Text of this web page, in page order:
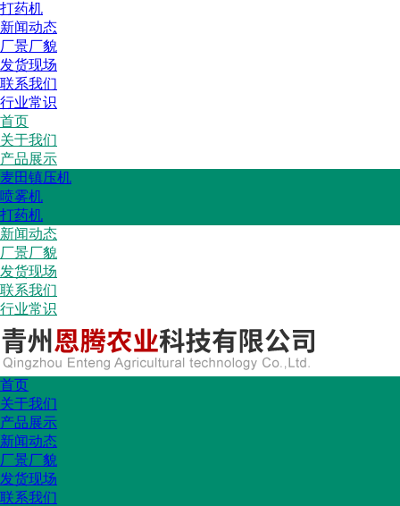
打药机
新闻动态
厂景厂貌
发货现场
联系我们
行业常识
首页
关于我们
产品展示
麦田镇压机
喷雾机
打药机
新闻动态
厂景厂貌
发货现场
联系我们
行业常识
首页
关于我们
产品展示
新闻动态
厂景厂貌
发货现场
联系我们